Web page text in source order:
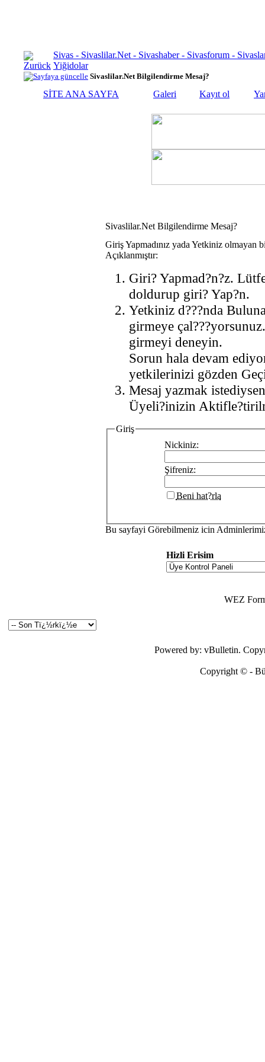
Sivas - Sivaslilar.Net - Sivashaber - Sivasforum -
Yiğidolar
Sivaslilar.Net Bilgilendirme Mesaj?
SİTE ANA SAYFA Galeri Kayıt ol
Sivaslilar.Net Bilgilendirme Mesaj?
Giriş Yapmadınız yada Yetkiniz olmayan
Açıklanmıştır:
Giri? Yapmad?n?z.
doldurup giri? Yap?n.
Yetkiniz d???nda
girmeye
girmeyi deneyin.
Sorun hala devam
yetkilerinizi gözden
Mesaj yazmak
Üyeli?inizin
Giriş
Nickiniz:
Şifreniz:
Beni hat?rla
Bu sayfayi Görebilmeniz icin
Hizli Erisim
WEZ
Powered by: vBulletin.
Copyright © -